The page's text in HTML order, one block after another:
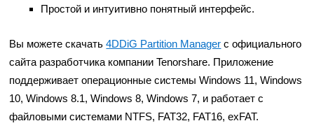
Простой и интуитивно понятный интерфейс.
Вы можете скачать4DDiG Partition Manager с официального
сайта разработчика компании Tenorshare. Приложение
поддерживает операционные системы Windows 11, Windows
10, Windows 8.1, Windows 8, Windows 7, и работает с
файловыми системами NTFS, FAT32, FAT16, exFAT.